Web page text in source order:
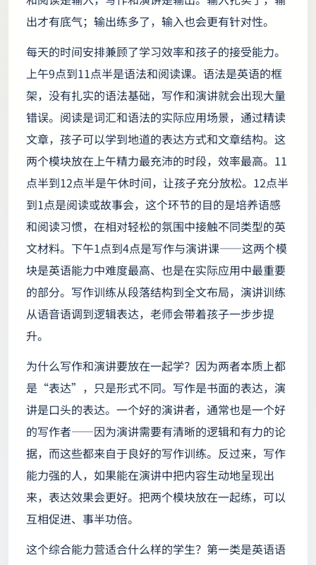
出才有底气；输出练多了，输入也会更有针对性。
每天的时间安排兼顾了学习效率和孩子的接受能力。
上午9点到11点半是语法和阅读课。语法是英语的框
架，没有扎实的语法基础，写作和演讲就会出现大量
错误。阅读是词汇和语法的实际应用场景，通过精读
文章，孩子可以学到地道的表达方式和文章结构。这
两个模块放在上午精力最充沛的时段，效率最高。11
点半到12点半是午休时间，让孩子充分放松。12点半
到1点是阅读或故事会，这个环节的目的是培养语感
和阅读习惯，在相对轻松的氛围中接触不同类型的英
文材料。下午1点到4点是写作与演讲课——这两个模
块是英语能力中难度最高、也是在实际应用中最重要
的部分。写作训练从段落结构到全文布局，演讲训练
从语音语调到逻辑表达，老师会带着孩子一步步提
升。
为什么写作和演讲要放在一起学？因为两者本质上都
是“表达”，只是形式不同。写作是书面的表达，演
讲是口头的表达。一个好的演讲者，通常也是一个好
的写作者——因为演讲需要有清晰的逻辑和有力的论
据，而这些都来自于良好的写作训练。反过来，写作
能力强的人，如果能在演讲中把内容生动地呈现出
来，表达效果会更好。把两个模块放在一起练，可以
互相促进、事半功倍。
这个综合能力营适合什么样的学生？第一类是英语语